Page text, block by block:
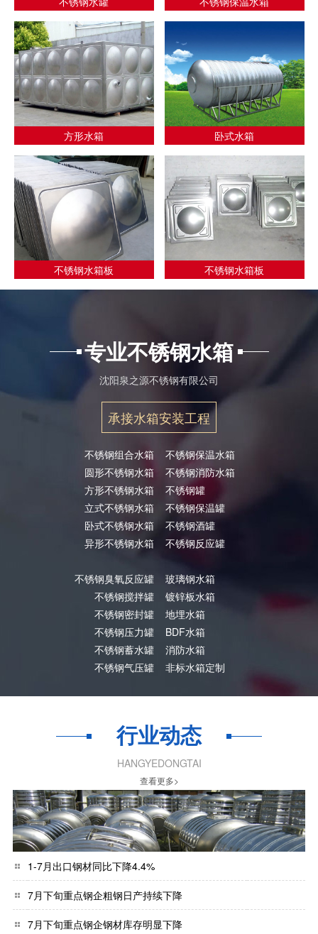
方形水箱 卧式水箱
不锈钢水箱板 不锈钢水箱板
专业不锈钢水箱
沈阳泉之源不锈钢有限公司
承接水箱安装工程
不锈钢组合水箱
圆形不锈钢水箱
方形不锈钢水箱
立式不锈钢水箱
卧式不锈钢水箱
异形不锈钢水箱
不锈钢臭氧反应罐
不锈钢搅拌罐
不锈钢密封罐
不锈钢压力罐
不锈钢蓄水罐
不锈钢气压罐
不锈钢保温水箱
不锈钢消防水箱
不锈钢罐
不锈钢保温罐
不锈钢酒罐
不锈钢反应罐
玻璃钢水箱
镀锌板水箱
地埋水箱
BDF水箱
消防水箱
非标水箱定制
行业动态
HANGYEDONGTAI
查看更多>
1-7月出口钢材同比下降4.4%
7月下旬重点钢企粗钢日产持续下降
7月下旬重点钢企钢材库存明显下降